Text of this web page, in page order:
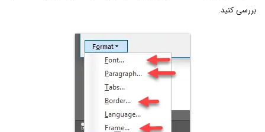
بررسی کنید.